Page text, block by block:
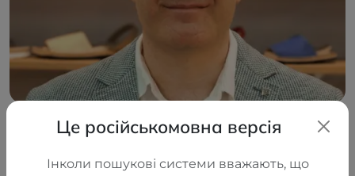
Сначала появилась идея — создавать качественные
Це російськомовна версія
Інколи пошукові системи вважають, що